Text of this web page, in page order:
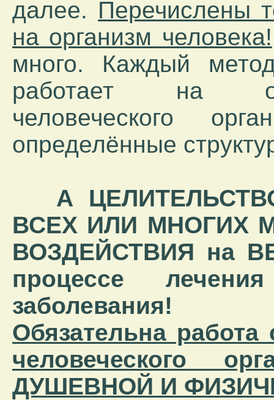
далее. Перечислены
на организм человека!
много. Каждый
работает на
человеческого
определённые
А
ВСЕХ ИЛИ МНОГИХ
ВОЗДЕЙСТВИЯ на
процессе
заболевания!
Обязательна
человеческого
ДУШЕВНОЙ И